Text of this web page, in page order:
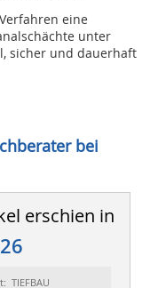
eine
unter
sicher und dauerhaft
bei
erschien in
TIEFBAU